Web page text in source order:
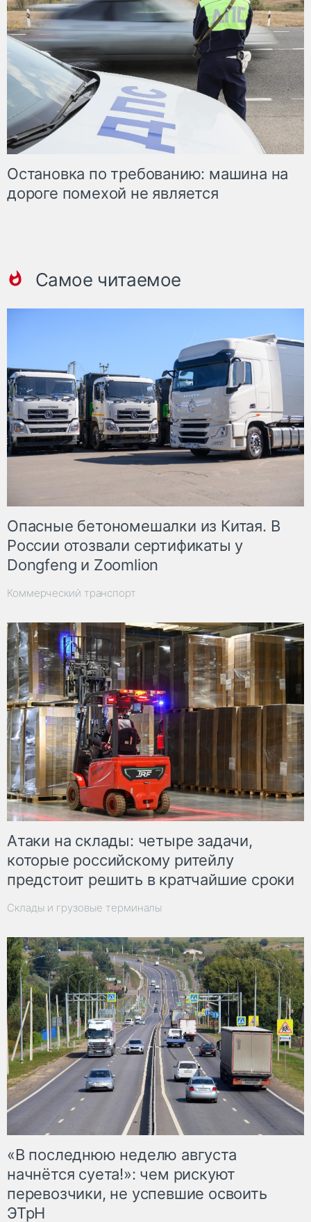
Остановка по требованию: машина на
дороге помехой не является
Самое читаемое
Опасные бетономешалки из Китая. В
России отозвали сертификаты у
Dongfeng и Zoomlion
Коммерческий транспорт
Атаки на склады: четыре задачи,
которые российскому ритейлу
предстоит решить в кратчайшие сроки
Склады и грузовые терминалы
«В последнюю неделю августа
начнётся суета!»: чем рискуют
перевозчики, не успевшие освоить
ЭТрН